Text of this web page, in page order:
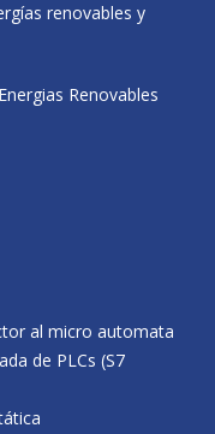
renovables y
Renovables
al micro automata
de PLCs (S7